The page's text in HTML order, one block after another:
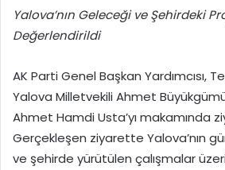
Yalova’nın Geleceği ve Şehirdeki
Değerlendirildi
AK Parti Genel Başkan Yardımcısı,
Yalova Milletvekili Ahmet
Ahmet Hamdi Usta’yı makamında
Gerçekleşen ziyarette Yalova’nın
ve şehirde yürütülen çalışmalar